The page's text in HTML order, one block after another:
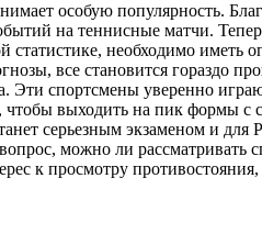
особую популярность.
на теннисные матчи.
необходимо
все становится гораздо
Эти спортсмены уверенно
выходить на пик формы
серьезным экзаменом и для
можно ли
к просмотру